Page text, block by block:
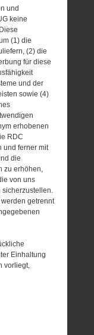
und
keine
(1) die
(2) die
für diese
und der
sowie (4)
erhobenen
RDC
und ferner mit
die
zu erhöhen,
von uns
sicherzustellen.
getrennt
Einhaltung
vorliegt,